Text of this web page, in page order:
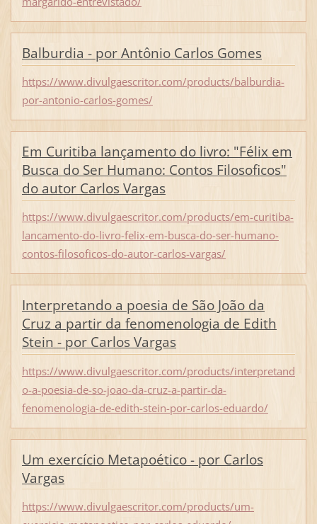
Balburdia - por Antônio Carlos Gomes
https://www.divulgaescritor.com/products/balburdia-
por-antonio-carlos-gomes/
Em Curitiba lançamento do livro: "Félix em
Busca do Ser Humano: Contos Filosoficos"
do autor Carlos Vargas
https://www.divulgaescritor.com/products/em-curitiba-
lancamento-do-livro-felix-em-busca-do-ser-humano-
contos-filosoficos-do-autor-carlos-vargas/
Interpretando a poesia de São João da
Cruz a partir da fenomenologia de Edith
Stein - por Carlos Vargas
https://www.divulgaescritor.com/products/interpretand
o-a-poesia-de-so-joao-da-cruz-a-partir-da-
fenomenologia-de-edith-stein-por-carlos-eduardo/
Um exercício Metapoético - por Carlos
Vargas
https://www.divulgaescritor.com/products/um-